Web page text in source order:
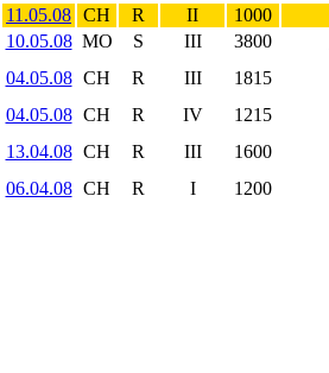
11.05.08 CH R II 1000
10.05.08 MO S III 3800
04.05.08 CH R III 1815
04.05.08 CH R IV 1215
13.04.08 CH R III 1600
06.04.08 CH R I 1200